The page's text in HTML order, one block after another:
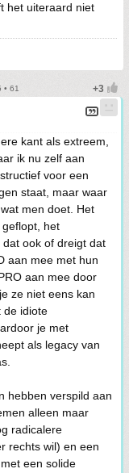
het uiteraard niet
• 61
kant als extreem,
ik nu zelf aan
voor een
staat, maar waar
men doet. Het
het
ook of dreigt dat
aan mee met hun
aan mee door
ze niet eens kan
de idiote
je met
als legacy van
hebben verspild aan
alleen maar
radicalere
rechts wil) en een
een solide